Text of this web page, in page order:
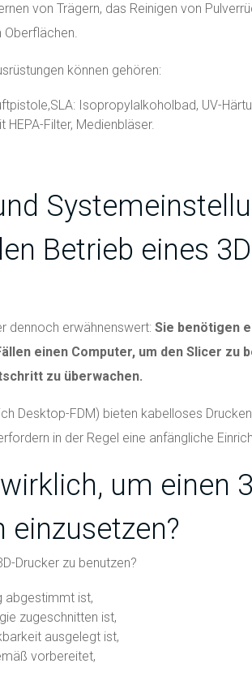
von Trägern, das Reinigen von
Oberflächen.
können gehören:
SLA: Isopropylalkoholbad, UV-
Filter, Medienbläser.
Betrieb eines
dennoch erwähnenswert: Sie benötigen
einen Computer, um den Slicer zu
zu überwachen.
Desktop-FDM) bieten kabelloses
in der Regel eine anfängliche
um einen
einzusetzen?
Drucker zu benutzen?
abgestimmt ist,
zugeschnitten ist,
ausgelegt ist,
vorbereitet,